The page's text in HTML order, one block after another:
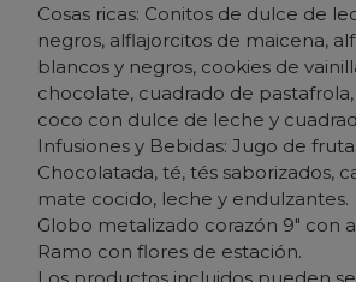
Cosas ricas: Conitos de dulce de
negros, alflajorcitos de maicena,
blancos y negros, cookies de
chocolate, cuadrado de
coco con dulce de leche y
Infusiones y Bebidas: Jugo de
Chocolatada, té, tés saborizados,
mate cocido, leche y endulzantes.
Globo metalizado corazón 9" con
Ramo con flores de estación.